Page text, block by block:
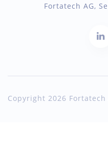
Fortatech AG,
Copyright 2026